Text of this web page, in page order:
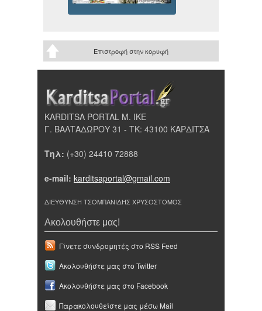
Επιστροφή στην κορυφή
KARDITSA PORTAL Μ. ΙΚΕ
Γ. ΒΑΛΤΑΔΩΡΟΥ 31 - ΤΚ: 43100 ΚΑΡΔΙΤΣΑ
Τηλ: (+30) 24410 72888
e-mail: karditsaportal@gmail.com
ΔΙΕΥΘΥΝΣΗ ΤΣΟΜΠΑΝΙΔΗΣ ΧΡΥΣΟΣΤΟΜΟΣ
Ακολουθήστε μας!
Γίνετε συνδρομητές στο RSS Feed
Ακολουθήστε μας στο Twitter
Ακολουθήστε μας στο Facebook
Παρακολουθείστε μας μέσω Mail